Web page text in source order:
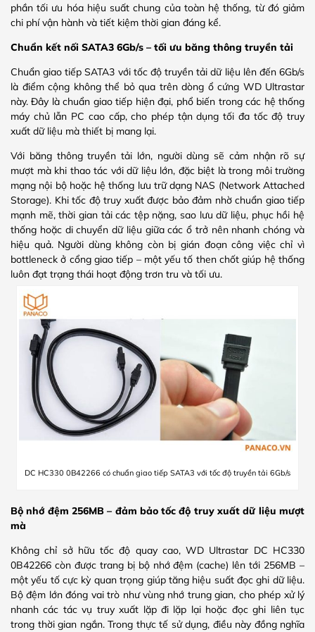
phần tối ưu hóa hiệu suất chung của toàn hệ thống, từ đó giảm
chi phí vận hành và tiết kiệm thời gian đáng kể.
Chuẩn kết nối SATA3 6Gb/s – tối ưu băng thông truyền tải
Chuẩn giao tiếp SATA3 với tốc độ truyền tải dữ liệu lên đến 6Gb/s
là điểm cộng không thể bỏ qua trên dòng ổ cứng WD Ultrastar
này. Đây là chuẩn giao tiếp hiện đại, phổ biến trong các hệ thống
máy chủ lẫn PC cao cấp, cho phép tận dụng tối đa tốc độ truy
xuất dữ liệu mà thiết bị mang lại.
Với băng thông truyền tải lớn, người dùng sẽ cảm nhận rõ sự
mượt mà khi thao tác với dữ liệu lớn, đặc biệt là trong môi trường
mạng nội bộ hoặc hệ thống lưu trữ dạng NAS (Network Attached
Storage). Khi tốc độ truy xuất được bảo đảm nhờ chuẩn giao tiếp
mạnh mẽ, thời gian tải các tệp nặng, sao lưu dữ liệu, phục hồi hệ
thống hoặc di chuyển dữ liệu giữa các ổ trở nên nhanh chóng và
hiệu quả. Người dùng không còn bị gián đoạn công việc chỉ vì
bottleneck ở cổng giao tiếp – một yếu tố then chốt giúp hệ thống
luôn đạt trạng thái hoạt động trơn tru và tối ưu.
DC HC330 0B42266 có chuẩn giao tiếp SATA3 với tốc độ truyền tải 6Gb/s
Bộ nhớ đệm 256MB – đảm bảo tốc độ truy xuất dữ liệu mượt
mà
Không chỉ sở hữu tốc độ quay cao, WD Ultrastar DC HC330
0B42266 còn được trang bị bộ nhớ đệm (cache) lên tới 256MB –
một yếu tố cực kỳ quan trọng giúp tăng hiệu suất đọc ghi dữ liệu.
Bộ đệm lớn đóng vai trò như vùng nhớ trung gian, cho phép xử lý
nhanh các tác vụ truy xuất lặp đi lặp lại hoặc đọc ghi liên tục
trong thời gian ngắn. Trong thực tế sử dụng, điều này đồng nghĩa